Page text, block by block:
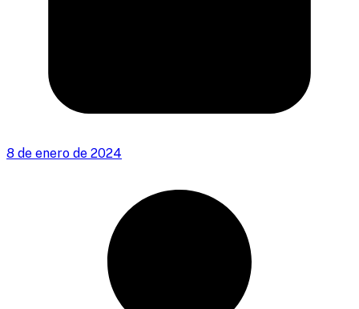
8 de enero de 2024